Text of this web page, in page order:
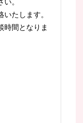
。
たします。
時間となりま